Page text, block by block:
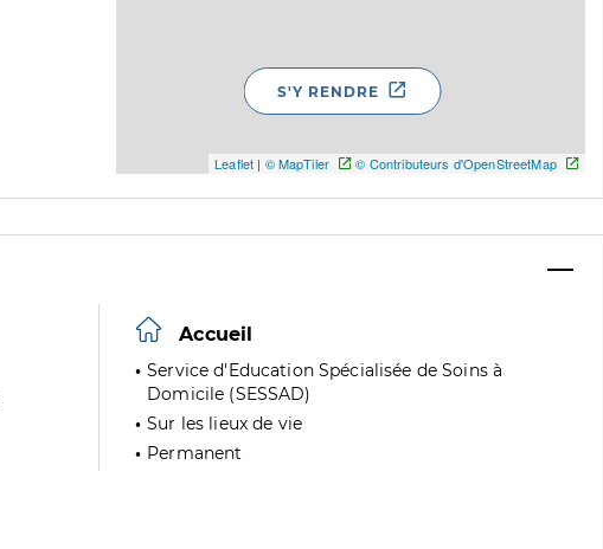
Leaflet | © MapTiler © Contributeurs d'OpenStreetMap
S'Y RENDRE
Accueil
Service d'Education Spécialisée de Soins à
Domicile (SESSAD)
Sur les lieux de vie
Permanent